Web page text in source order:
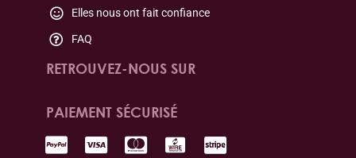
Elles nous ont fait confiance
FAQ
RETROUVEZ-NOUS SUR
PAIEMENT SÉCURISÉ